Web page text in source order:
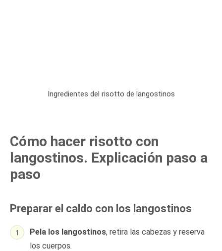
Ingredientes del risotto de langostinos
Cómo hacer risotto con
langostinos. Explicación paso a
paso
Preparar el caldo con los langostinos
Pela los langostinos, retira las cabezas y reserva
los cuerpos.